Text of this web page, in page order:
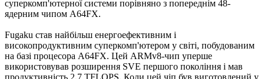
суперкомп'ютерної системи порівняно з попереднім 48-
ядерним чипом A64FX.
Fugaku став найбільш енергоефективним і
високопродуктивним суперкомп'ютером у світі, побудованим
на базі процесора A64FX. Цей ARMv8-чип уперше
використовував розширення SVE першого покоління і мав
продуктивність 2,7 TFLOPS. Коли цей чіп був виготовлений у